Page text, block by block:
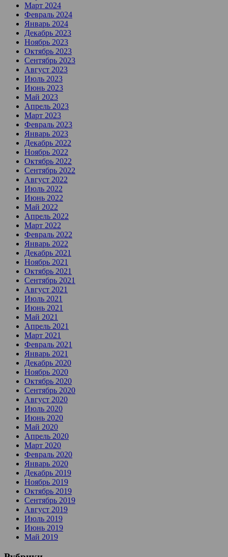
Март 2024
Февраль 2024
Январь 2024
Декабрь 2023
Ноябрь 2023
Октябрь 2023
Сентябрь 2023
Август 2023
Июль 2023
Июнь 2023
Май 2023
Апрель 2023
Март 2023
Февраль 2023
Январь 2023
Декабрь 2022
Ноябрь 2022
Октябрь 2022
Сентябрь 2022
Август 2022
Июль 2022
Июнь 2022
Май 2022
Апрель 2022
Март 2022
Февраль 2022
Январь 2022
Декабрь 2021
Ноябрь 2021
Октябрь 2021
Сентябрь 2021
Август 2021
Июль 2021
Июнь 2021
Май 2021
Апрель 2021
Март 2021
Февраль 2021
Январь 2021
Декабрь 2020
Ноябрь 2020
Октябрь 2020
Сентябрь 2020
Август 2020
Июль 2020
Июнь 2020
Май 2020
Апрель 2020
Март 2020
Февраль 2020
Январь 2020
Декабрь 2019
Ноябрь 2019
Октябрь 2019
Сентябрь 2019
Август 2019
Июль 2019
Июнь 2019
Май 2019